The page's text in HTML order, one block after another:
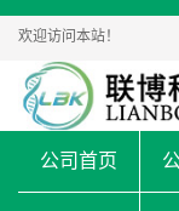
欢迎访问本站！
公司首页